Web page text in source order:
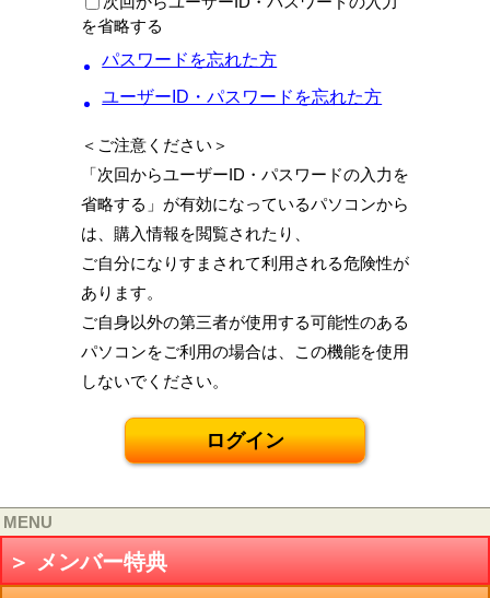
を省略する
パスワードを忘れた方
ユーザーID・パスワードを忘れた方
＜ご注意ください＞
「次回からユーザーID・パスワードの入力を
省略する」が有効になっているパソコンから
は、購入情報を閲覧されたり、
ご自分になりすまされて利用される危険性が
あります。
ご自身以外の第三者が使用する可能性のある
パソコンをご利用の場合は、この機能を使用
しないでください。
MENU
＞ メンバー特典